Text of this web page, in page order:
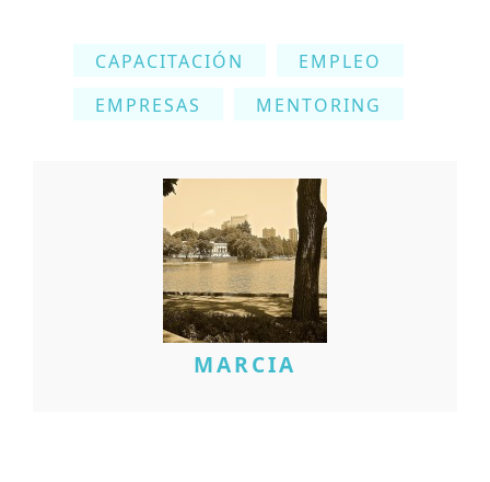
CAPACITACIÓN
EMPLEO
EMPRESAS
MENTORING
MARCIA